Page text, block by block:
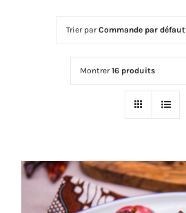
Trier parCommande par défaut
Montrer16 produits